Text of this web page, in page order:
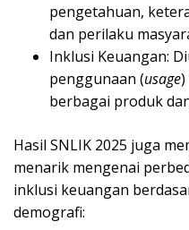
pengetahuan,
dan perilaku
Inklusi Keuangan:
penggunaan (usage
berbagai produk
Hasil SNLIK 2025 juga
menarik mengenai
inklusi keuangan
demografi: